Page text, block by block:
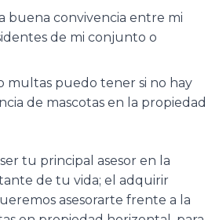
buena convivencia entre mi
de mi conjunto o
multas puedo tener si no hay
de mascotas en la propiedad
tu principal asesor en la
de tu vida; el adquirir
asesorarte frente a la